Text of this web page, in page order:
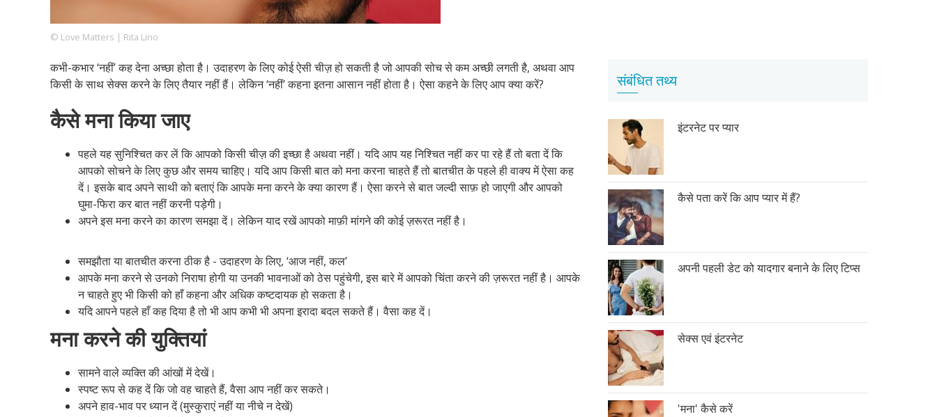
Footer
Company
हमारे सिद्धांत Just Poocho संपर्क करें
© Love Matters | Rita Lino
कभी-कभार ‘नहीं’ कह देना अच्छा होता है। उदाहरण के लिए कोई ऐसी चीज़ हो सकती है जो आपकी सोच से कम अच्छी लगती है, अथवा आप
किसी के साथ सेक्स करने के लिए तैयार नहीं हैं। लेकिन ‘नहीं’ कहना इतना आसान नहीं होता है। ऐसा कहने के लिए आप क्या करें?
कैसे मना किया जाए
पहले यह सुनिश्चित कर लें कि आपको किसी चीज़ की इच्छा है अथवा नहीं। यदि आप यह निश्चित नहीं कर पा रहे हैं तो बता दें कि
आपको सोचने के लिए कुछ और समय चाहिए। यदि आप किसी बात को मना करना चाहते हैं तो बातचीत के पहले ही वाक्य में ऐसा कह
दें। इसके बाद अपने साथी को बताएं कि आपके मना करने के क्या कारण हैं। ऐसा करने से बात जल्दी साफ़ हो जाएगी और आपको
घुमा-फिरा कर बात नहीं करनी पड़ेगी।
अपने इस मना करने का कारण समझा दें। लेकिन याद रखें आपको माफ़ी मांगने की कोई ज़रूरत नहीं है।
समझौता या बातचीत करना ठीक है - उदाहरण के लिए, ‘आज नहीं, कल’
आपके मना करने से उनको निराषा होगी या उनकी भावनाओं को ठेस पहुंचेगी, इस बारे में आपको चिंता करने की ज़रूरत नहीं है। आपके
न चाहते हुए भी किसी को हाँ कहना और अधिक कष्टदायक हो सकता है।
यदि आपने पहले हाँ कह दिया है तो भी आप कभी भी अपना इरादा बदल सकते हैं। वैसा कह दें।
मना करने की युक्तियां
सामने वाले व्यक्ति की आंखों में देखें।
स्पष्ट रूप से कह दें कि जो वह चाहते हैं, वैसा आप नहीं कर सकते।
अपने हाव-भाव पर ध्यान दें (मुस्कुराएं नहीं या नीचे न देखें)
संबंधित तथ्य
इंटरनेट पर प्यार
कैसे पता करें कि आप प्यार में हैं?
अपनी पहली डेट को यादगार बनाने के लिए टिप्स
सेक्स एवं इंटरनेट
'मना' कैसे करें